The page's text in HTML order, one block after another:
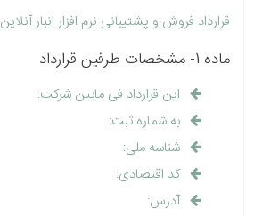
قرارداد فروش و پشتيبانی نرم افزار انبار آنلاین
ماده 1- مشخصات طرفین قرارداد
این قرارداد فی مابین شرکت:
به شماره ثبت:
شناسه ملی:
کد اقتصادی:
آدرس: